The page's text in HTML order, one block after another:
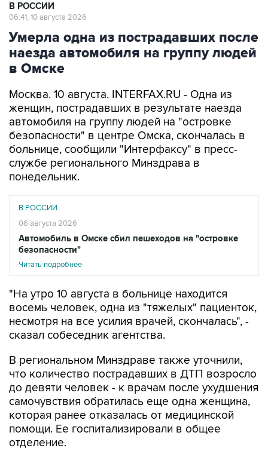
В РОССИИ
06:41, 10 августа 2026
Умерла одна из пострадавших после
наезда автомобиля на группу людей
в Омске
Москва. 10 августа. INTERFAX.RU - Одна из
женщин, пострадавших в результате наезда
автомобиля на группу людей на "островке
безопасности" в центре Омска, скончалась в
больнице, сообщили "Интерфаксу" в пресс-
службе регионального Минздрава в
понедельник.
В РОССИИ
06 августа 2026
Автомобиль в Омске сбил пешеходов на "островке
безопасности"
Читать подробнее
"На утро 10 августа в больнице находится
восемь человек, одна из "тяжелых" пациенток,
несмотря на все усилия врачей, скончалась", -
сказал собеседник агентства.
В региональном Минздраве также уточнили,
что количество пострадавших в ДТП возросло
до девяти человек - к врачам после ухудшения
самочувствия обратилась еще одна женщина,
которая ранее отказалась от медицинской
помощи. Ее госпитализировали в общее
отделение.